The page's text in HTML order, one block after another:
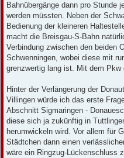
Bahnübergänge dann pro Stunde
werden müssten. Neben der
Bedienung der kleineren
macht die Breisgau-S-Bahn
Verbindung zwischen den beiden
Schwenningen, wobei diese mit
grenzwertig lang ist. Mit dem
Hinter der Verlängerung der
Villingen würde ich das erste
Abschnitt Sigmaringen -
diese sich ja zukünftig in
herumwickeln wird. Vor allem für
Städtchen dann einen
wäre ein Ringzug-Lückenschluss